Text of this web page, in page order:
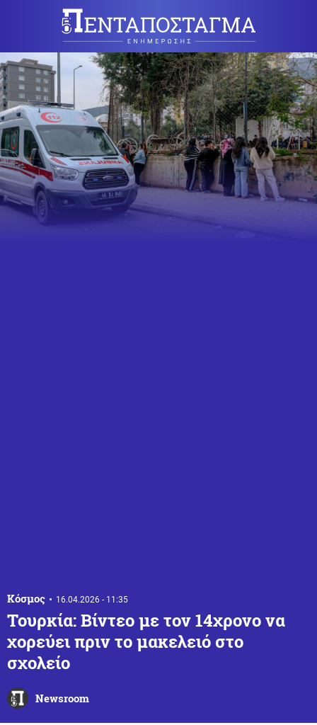
Κόσμος 16.04.2026 - 11:35
Τουρκία: Βίντεο με τον 14χρονο να
χορεύει πριν το μακελειό στο
σχολείο
Newsroom